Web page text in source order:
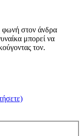
στον άνδρα
μπορεί να
τον.